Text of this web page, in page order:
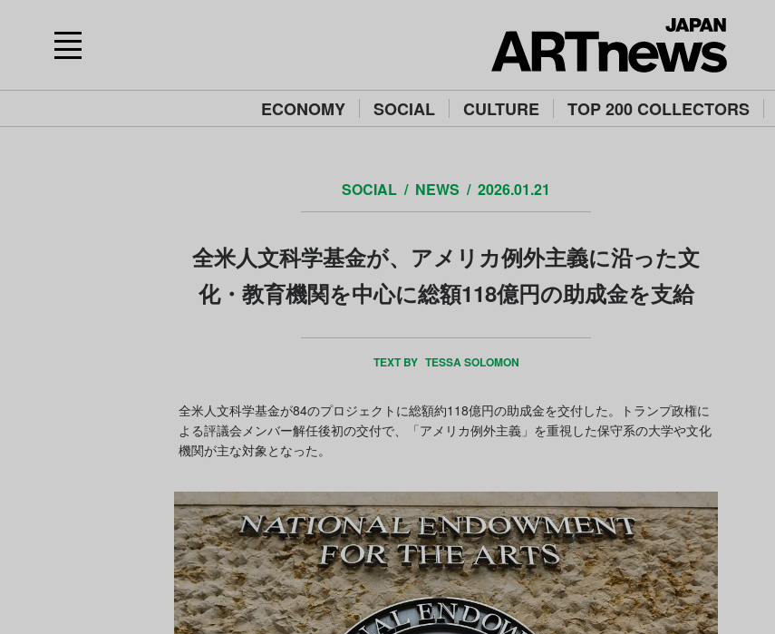
ECONOMY SOCIAL CULTURE TOP 200 COLLECTORS
SOCIAL NEWS 2026.01.21
全米人文科学基金が、アメリカ例外主義に沿った文
化・教育機関を中心に総額118億円の助成金を支給
TEXT BY TESSA SOLOMON
全米人文科学基金が84のプロジェクトに総額約118億円の助成金を交付した。トランプ政権に
よる評議会メンバー解任後初の交付で、「アメリカ例外主義」を重視した保守系の大学や文化
機関が主な対象となった。